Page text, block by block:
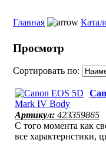
Главная
Просмотр
Сортировать по:
Артикул: 423359865
С того момента как
все характеристики,